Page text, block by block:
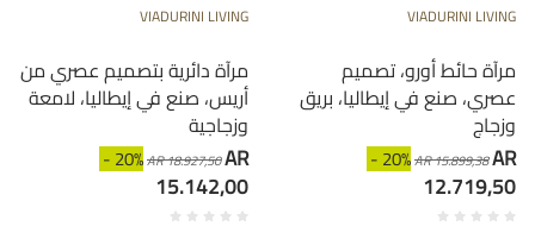
VIADURINI LIVING
مرآة دائرية بتصميم عصري من
أريس، صنع في إيطاليا، لامعة
وزجاجية
- 20%AR 18.927,50AR
15.142,00
VIADURINI LIVING
مرآة حائط أورو، تصميم
عصري، صنع في إيطاليا، بريق
وزجاج
- 20%AR 15.899,38AR
12.719,50